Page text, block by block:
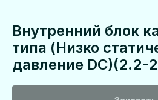
Внутренний блок
типа (Низко
давление DC)(2.2-